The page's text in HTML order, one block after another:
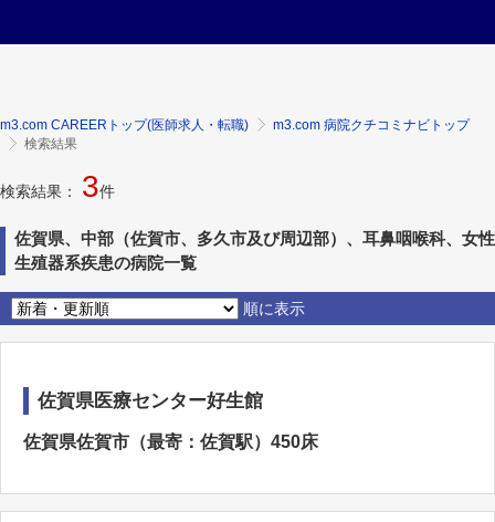
m3.com CAREERトップ(医師求人・転職)
m3.com 病院クチコミナビトップ
検索結果
検索結果： 3件
佐賀県、中部（佐賀市、多久市及び周辺部）、耳鼻咽喉科、女性
生殖器系疾患の病院一覧
順に表示
佐賀県医療センター好生館
佐賀県佐賀市（最寄：佐賀駅）450床